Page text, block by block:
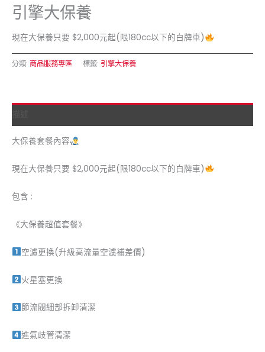
引擎大保養
現在大保養只要 $2,000元起(限180cc以下的白牌車)
分類: 商品服務專區 標籤: 引擎大保養
大保養套餐內容
現在大保養只要 $2,000元起(限180cc以下的白牌車)
包含 :
《大保養超值套餐》
空濾更換(升級高流量空濾補差價)
火星塞更換
節流閥細部拆卸清潔
進氣歧管清潔